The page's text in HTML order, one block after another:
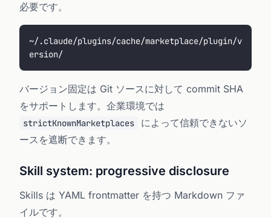
必要です。
~/.claude/plugins/cache/marketplace/plugin/v
ersion/
バージョン固定は Git ソースに対して commit SHA
をサポートします。企業環境では
strictKnownMarketplaces
によって信頼できないソ
ースを遮断できます。
Skill system: progressive disclosure
Skills は YAML frontmatter を持つ Markdown ファ
イルです。